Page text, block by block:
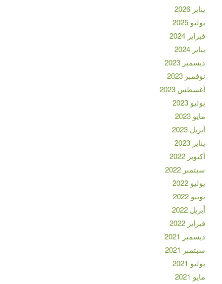
يناير 2026
يوليو 2025
فبراير 2024
يناير 2024
ديسمبر 2023
نوفمبر 2023
أغسطس 2023
يوليو 2023
مايو 2023
أبريل 2023
يناير 2023
أكتوبر 2022
سبتمبر 2022
يوليو 2022
يونيو 2022
أبريل 2022
فبراير 2022
ديسمبر 2021
سبتمبر 2021
يوليو 2021
مايو 2021